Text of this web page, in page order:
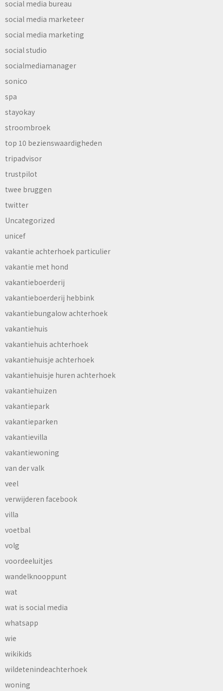
social media bureau
social media marketeer
social media marketing
social studio
socialmediamanager
sonico
spa
stayokay
stroombroek
top 10 bezienswaardigheden
tripadvisor
trustpilot
twee bruggen
twitter
Uncategorized
unicef
vakantie achterhoek particulier
vakantie met hond
vakantieboerderij
vakantieboerderij hebbink
vakantiebungalow achterhoek
vakantiehuis
vakantiehuis achterhoek
vakantiehuisje achterhoek
vakantiehuisje huren achterhoek
vakantiehuizen
vakantiepark
vakantieparken
vakantievilla
vakantiewoning
van der valk
veel
verwijderen facebook
villa
voetbal
volg
voordeeluitjes
wandelknooppunt
wat
wat is social media
whatsapp
wie
wikikids
wildetenindeachterhoek
woning